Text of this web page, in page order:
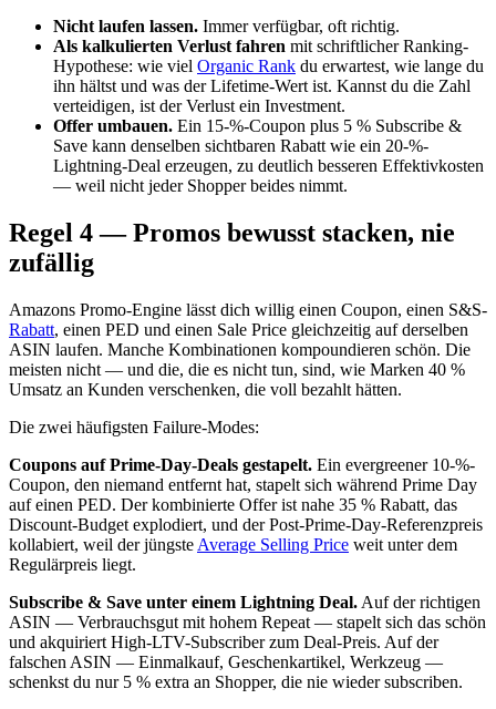
Nicht laufen lassen. Immer verfügbar, oft richtig.
Als kalkulierten Verlust fahren mit schriftlicher Ranking-
Hypothese: wie viel Organic Rank du erwartest, wie lange du
ihn hältst und was der Lifetime-Wert ist. Kannst du die Zahl
verteidigen, ist der Verlust ein Investment.
Offer umbauen. Ein 15-%-Coupon plus 5 % Subscribe &
Save kann denselben sichtbaren Rabatt wie ein 20-%-
Lightning-Deal erzeugen, zu deutlich besseren Effektivkosten
— weil nicht jeder Shopper beides nimmt.
Regel 4 — Promos bewusst stacken, nie
zufällig
Amazons Promo-Engine lässt dich willig einen Coupon, einen S&S-
Rabatt, einen PED und einen Sale Price gleichzeitig auf derselben
ASIN laufen. Manche Kombinationen kompoundieren schön. Die
meisten nicht — und die, die es nicht tun, sind, wie Marken 40 %
Umsatz an Kunden verschenken, die voll bezahlt hätten.
Die zwei häufigsten Failure-Modes:
Coupons auf Prime-Day-Deals gestapelt. Ein evergreener 10-%-
Coupon, den niemand entfernt hat, stapelt sich während Prime Day
auf einen PED. Der kombinierte Offer ist nahe 35 % Rabatt, das
Discount-Budget explodiert, und der Post-Prime-Day-Referenzpreis
kollabiert, weil der jüngste Average Selling Price weit unter dem
Regulärpreis liegt.
Subscribe & Save unter einem Lightning Deal. Auf der richtigen
ASIN — Verbrauchsgut mit hohem Repeat — stapelt sich das schön
und akquiriert High-LTV-Subscriber zum Deal-Preis. Auf der
falschen ASIN — Einmalkauf, Geschenkartikel, Werkzeug —
schenkst du nur 5 % extra an Shopper, die nie wieder subscriben.